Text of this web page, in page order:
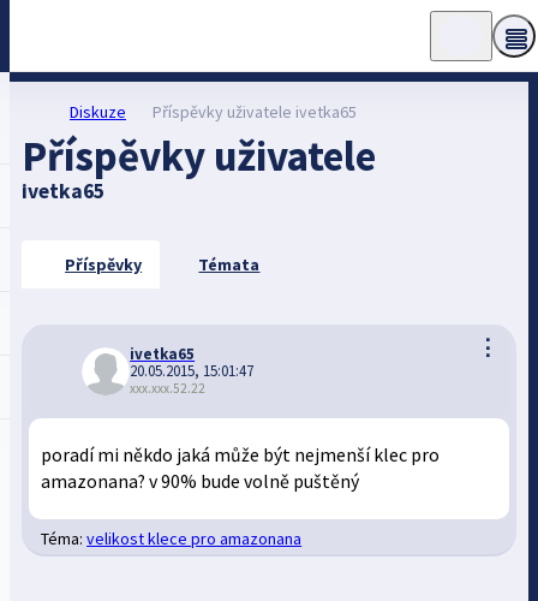
Diskuze Příspěvky uživatele ivetka65
Příspěvky uživatele
ivetka65
Příspěvky Témata
⋮
ivetka65
20.05.2015, 15:01:47
xxx.xxx.52.22
poradí mi někdo jaká může být nejmenší klec pro
amazonana? v 90% bude volně puštěný
Téma:velikost klece pro amazonana